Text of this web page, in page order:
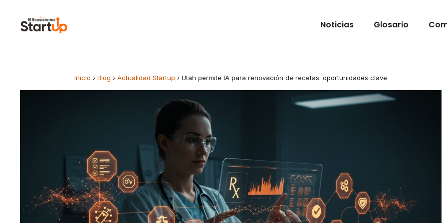
Noticias Glosario
Inicio › Blog › Actualidad Startup › Utah permite IA para renovación de recetas: oportunidades clave